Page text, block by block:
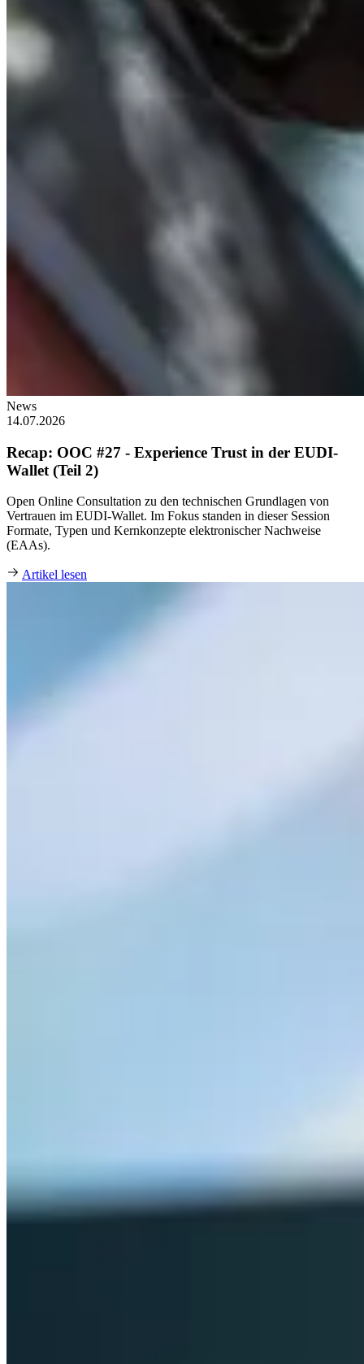
News
14.07.2026
Recap: OOC #27 - Experience Trust in der EUDI-
Wallet (Teil 2)
Open Online Consultation zu den technischen Grundlagen von
Vertrauen im EUDI‑Wallet. Im Fokus standen in dieser Session
Formate, Typen und Kernkonzepte elektronischer Nachweise
(EAAs).
Artikel lesen